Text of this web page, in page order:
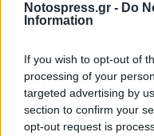
Notospress.gr - Do
Information
If you wish to opt-out of
processing of your
targeted advertising by
section to confirm your
opt-out request is
Θλίψη στην
08/08/2026 09:34